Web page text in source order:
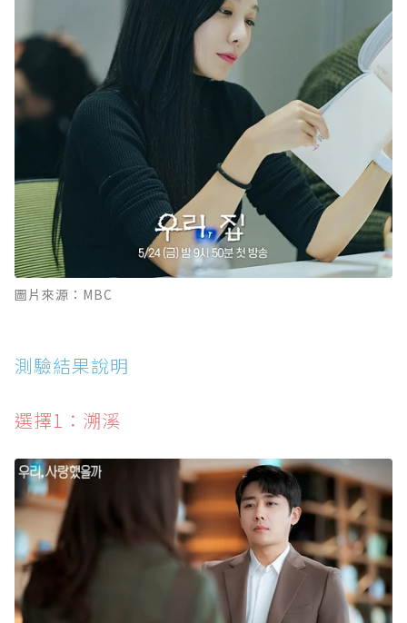
圖片來源：MBC
測驗結果說明
選擇1：溯溪